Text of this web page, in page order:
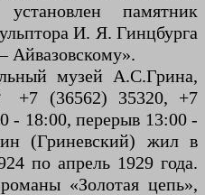
памятник
И. Я. Гинцбурга
Айвазовскому».
музей А.С.Грина,
+7 (36562) 35320, +7
- 18:00, перерыв 13:00 -
(Гриневский) жил в
по апрель 1929 года.
«Золотая цепь»,